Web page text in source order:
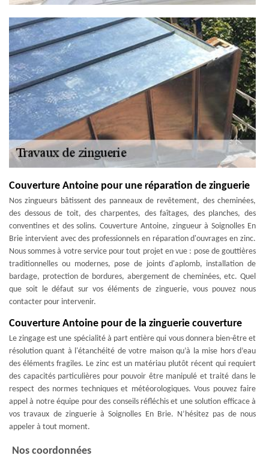
Couverture Antoine pour une réparation de zinguerie
Nos zingueurs bâtissent des panneaux de revêtement, des cheminées,
des dessous de toit, des charpentes, des faîtages, des planches, des
conventines et des solins. Couverture Antoine, zingueur à Soignolles En
Brie intervient avec des professionnels en réparation d'ouvrages en zinc.
Nous sommes à votre service pour tout projet en vue : pose de gouttières
traditionnelles ou modernes, pose de joints d'aplomb, installation de
bardage, protection de bordures, abergement de cheminées, etc. Quel
que soit le défaut sur vos éléments de zinguerie, vous pouvez nous
contacter pour intervenir.
Couverture Antoine pour de la zinguerie couverture
Le zingage est une spécialité à part entière qui vous donnera bien-être et
résolution quant à l'étanchéité de votre maison qu’à la mise hors d’eau
des éléments fragiles. Le zinc est un matériau plutôt récent qui requiert
des capacités particulières pour pouvoir être manipulé et traité dans le
respect des normes techniques et météorologiques. Vous pouvez faire
appel à notre équipe pour des conseils réfléchis et une solution efficace à
vos travaux de zinguerie à Soignolles En Brie. N’hésitez pas de nous
appeler à tout moment.
Nos coordonnées